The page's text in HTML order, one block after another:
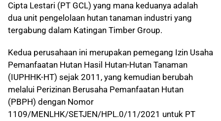
Cipta Lestari (PT GCL) yang mana keduanya adalah
dua unit pengelolaan hutan tanaman industri yang
tergabung dalam Katingan Timber Group.
Kedua perusahaan ini merupakan pemegang Izin Usaha
Pemanfaatan Hutan Hasil Hutan-Hutan Tanaman
(IUPHHK-HT) sejak 2011, yang kemudian berubah
melalui Perizinan Berusaha Pemanfaatan Hutan
(PBPH) dengan Nomor
1109/MENLHK/SETJEN/HPL.0/11/2021 untuk PT